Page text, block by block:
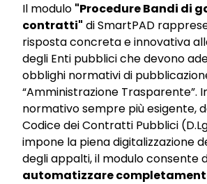
Il modulo "Procedure Bandi di
contratti" di SmartPAD
risposta concreta e innovativa
degli Enti pubblici che devono
obblighi normativi di
“Amministrazione Trasparente”.
normativo sempre più esigente,
Codice dei Contratti Pubblici
impone la piena digitalizzazione
degli appalti, il modulo consente
automatizzare